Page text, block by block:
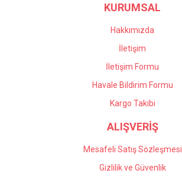
KURUMSAL
Hakkımızda
İletişim
İletişim Formu
Havale Bildirim Formu
Kargo Takibi
ALIŞVERİŞ
Mesafeli Satış Sözleşmesi
Gizlilik ve Güvenlik